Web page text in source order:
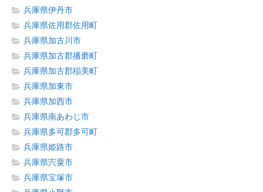
兵庫県伊丹市
兵庫県佐用郡佐用町
兵庫県加古川市
兵庫県加古郡播磨町
兵庫県加古郡稲美町
兵庫県加東市
兵庫県加西市
兵庫県南あわじ市
兵庫県多可郡多可町
兵庫県姫路市
兵庫県宍粟市
兵庫県宝塚市